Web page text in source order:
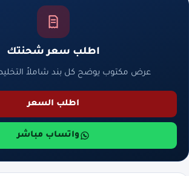
اطلب سعر شحنتك
عرض مكتوب يوضح كل بند شاملاً
اطلب السعر
واتساب مباشر